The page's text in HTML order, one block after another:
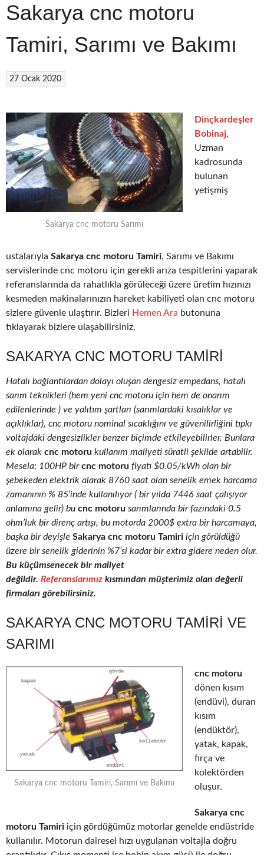
Sakarya cnc motoru
Tamiri, Sarımı ve Bakımı
27 Ocak 2020
Sakarya cnc motoru Sarımı
Dinçkardeşler
Bobinaj,
Uzman
kadrosunda
bulunan
yetişmiş
ustalarıyla Sakarya cnc motoru Tamiri, Sarımı ve Bakımı
servislerinde cnc motoru için gerekli arıza tespitlerini yaparak
referanslarında da rahatlıkla görüleceği üzere üretim hızınızı
kesmeden makinalarınızın hareket kabiliyeti olan cnc motoru
sizlere güvenle ulaştırır. Bizleri Hemen Ara butonuna
tıklayarak bizlere ulaşabilirsiniz.
SAKARYA CNC MOTORU TAMIRI
Hatalı bağlantılardan dolayı oluşan dengesiz empedans, hatalı
sarım teknikleri (hem yeni cnc motoru için hem de onarım
edilenlerinde ) ve yalıtım şartları (sarımlardaki kısalıklar ve
açıklıklar), cnc motoru nominal sıcaklığını ve güvenilirliğini tıpkı
voltajdaki dengesizlikler benzer biçimde etkileyebilirler. Bunlara
ek olarak cnc motoru kullanım maliyeti süratli şekilde artabilir.
Mesela; 100HP bircnc motoru fiyatı $0.05/kWh olan bir
şebekeden elektrik alarak 8760 saat olan senelik emek harcama
zamanının % 85’inde kullanılıyor ( bir yılda 7446 saat çalışıyor
anlamına gelir) bu cnc motoru sarımlarında bir fazındaki 0.5
ohm’luk bir direnç artışı, bu motorda 2000$ extra bir harcamaya,
başka bir deyişle Sakarya cnc motoru Tamiri için görüldüğü
üzere bir senelik giderinin %7’si kadar bir extra gidere neden olur.
Bu küçümsenecek bir maliyet
değildir. Referanslarımız kısmından müşterimiz olan değerli
firmaları görebilirsiniz.
SAKARYA CNC MOTORU TAMIRI VE
SARIMI
Sakarya cnc motoru Tamiri, Sarımı ve Bakımı
cnc motoru
dönen kısım
(endüvi), duran
kısım
(endüktör),
yatak, kapak,
fırça ve
kolektörden
oluşur.
Sakarya cnc
motoru Tamiri için gördüğümüz motorlar genelde endüstride
kullanılır. Motorun dairesel hızı uygulanan voltajla doğru